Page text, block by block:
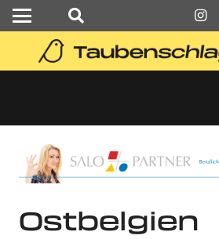
Ostbelgien